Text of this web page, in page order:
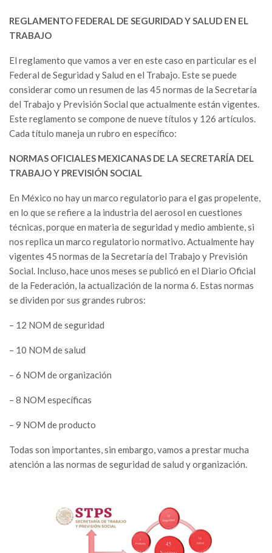
REGLAMENTO FEDERAL DE SEGURIDAD Y SALUD EN EL
TRABAJO
El reglamento que vamos a ver en este caso en particular es el
Federal de Seguridad y Salud en el Trabajo. Este se puede
considerar como un resumen de las 45 normas de la Secretaría
del Trabajo y Previsión Social que actualmente están vigentes.
Este reglamento se compone de nueve títulos y 126 artículos.
Cada título maneja un rubro en específico:
NORMAS OFICIALES MEXICANAS DE LA SECRETARÍA DEL
TRABAJO Y PREVISIÓN SOCIAL
En México no hay un marco regulatorio para el gas propelente,
en lo que se refiere a la industria del aerosol en cuestiones
técnicas, porque en materia de seguridad y medio ambiente, si
nos replica un marco regulatorio normativo. Actualmente hay
vigentes 45 normas de la Secretaría del Trabajo y Previsión
Social. Incluso, hace unos meses se publicó en el Diario Oficial
de la Federación, la actualización de la norma 6. Estas normas
se dividen por sus grandes rubros:
– 12 NOM de seguridad
– 10 NOM de salud
– 6 NOM de organización
– 8 NOM específicas
– 9 NOM de producto
Todas son importantes, sin embargo, vamos a prestar mucha
atención a las normas de seguridad de salud y organización.